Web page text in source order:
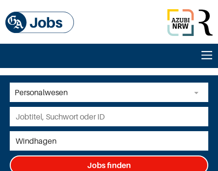
Jobs finden